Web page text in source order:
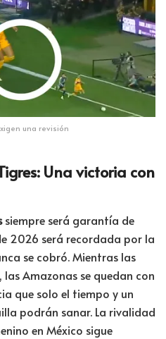
una revisión
Una victoria con
siempre será garantía de
2026 será recordada por la
se cobró. Mientras las
Amazonas se quedan con
que solo el tiempo y un
podrán sanar. La rivalidad
en México sigue